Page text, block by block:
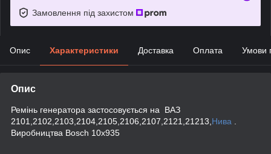
Замовлення під захистом
Опис Характеристики Доставка Оплата Умови
Опис
Ремінь генератора застосовується на ВАЗ
2101,2102,2103,2104,2105,2106,2107,2121,21213, Нива
Виробництва Bosch 10х935